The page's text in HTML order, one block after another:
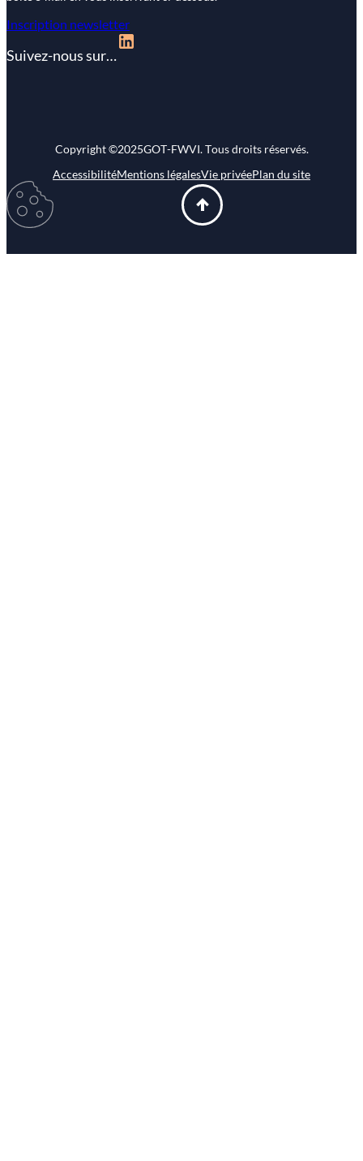
Inscription newsletter
Suivez-nous sur…
Modifier
mes
préférences
d\’utilisation
Copyright ©2025GOT-FWVI. Tous droits réservés.
AccessibilitéMentions légalesVie privéePlan du site